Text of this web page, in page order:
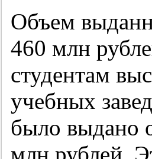
Объем
460 млн
студентам
учебных
было выдано